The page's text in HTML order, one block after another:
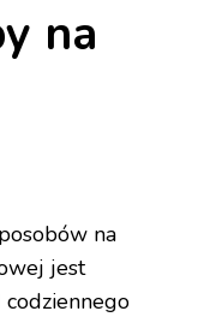
na
na
jest